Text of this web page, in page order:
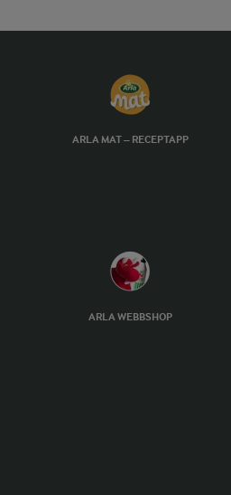
ARLA MAT – RECEPTAPP
ARLA WEBBSHOP